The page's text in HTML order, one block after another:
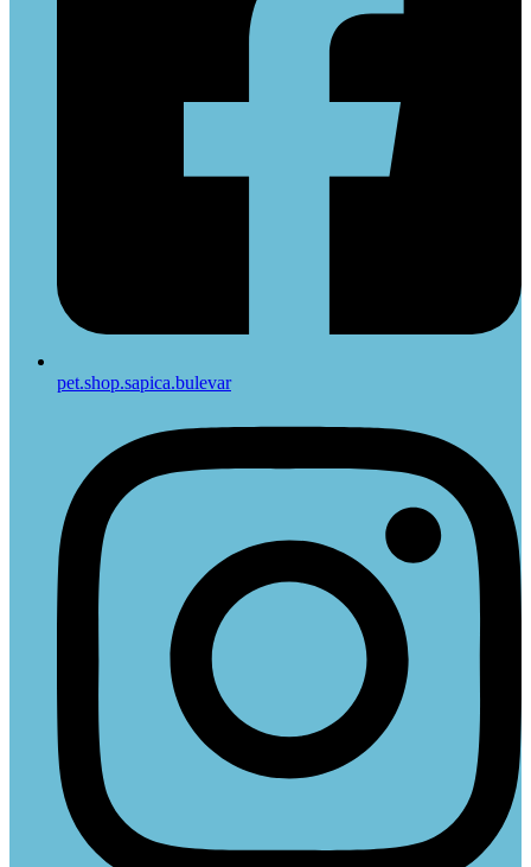
pet.shop.sapica.bulevar